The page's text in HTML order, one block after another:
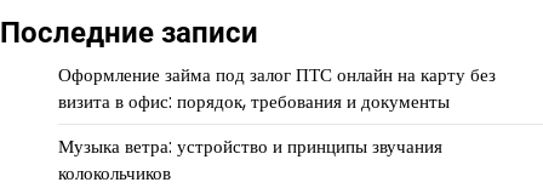
Последние записи
Оформление займа под залог ПТС онлайн на карту без
визита в офис: порядок, требования и документы
Музыка ветра: устройство и принципы звучания
колокольчиков